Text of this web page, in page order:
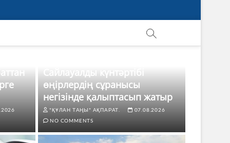
Сайлауалды күнтәртібі
өңірлердің сұранысы
негізінде қалыптасып жатыр
"ҚҰЛАН ТАҢЫ" АҚПАРАТ.
07.08.2026
NO COMMENTS